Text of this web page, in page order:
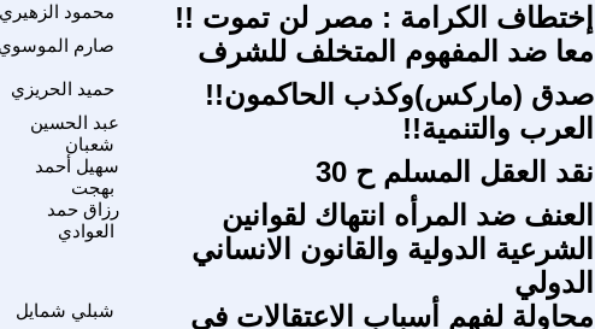
محمود الزهيري إختطاف الكرامة : مصر لن تموت !!
صارم الموسوي معا ضد المفهوم المتخلف للشرف
حميد الحريزي صدق (ماركس)وكذب الحاكمون!!
عبد الحسين
شعبان
العرب والتنمية!!
سهيل أحمد
بهجت
نقد العقل المسلم ح 30
رزاق حمد
العوادي
العنف ضد المرأه انتهاك لقوانين
الشرعية الدولية والقانون الانساني
الدولي
شبلي شمايل
محاولة لفهم أسباب الاعتقالات في